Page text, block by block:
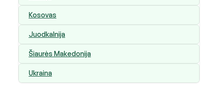
Kosovas
Juodkalnija
Šiaurės Makedonija
Ukraina